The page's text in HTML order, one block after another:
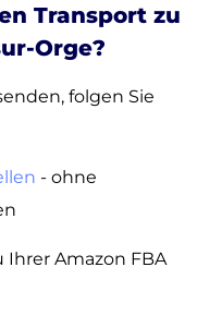
Transport zu
Orge?
folgen Sie
- ohne
Ihrer Amazon FBA